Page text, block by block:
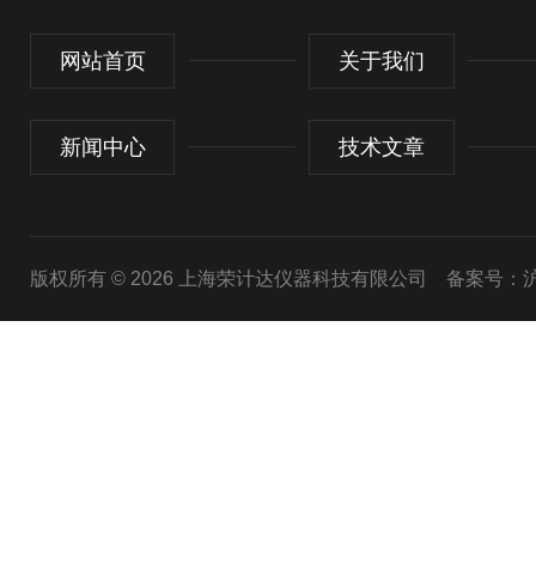
网站首页 关于我们
新闻中心 技术文章
版权所有 © 2026 上海荣计达仪器科技有限公司 备案号：